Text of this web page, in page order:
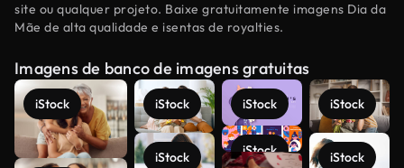
site ou qualquer projeto. Baixe gratuitamente imagens Dia da
Mãe de alta qualidade e isentas de royalties.
Imagens de banco de imagens gratuitas
iStock iStock
iStock
iStock
iStock
iStock
iStock